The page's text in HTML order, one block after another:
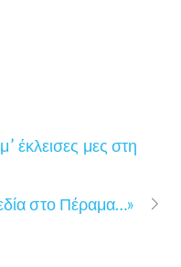
έκλεισες μες στη
στο Πέραμα…»